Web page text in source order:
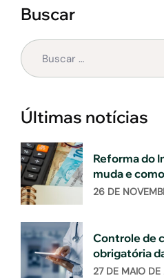
Buscar
Últimas notícias
Reforma do
muda e
26 DE
Controle de
obrigatória
27 DE MAIO